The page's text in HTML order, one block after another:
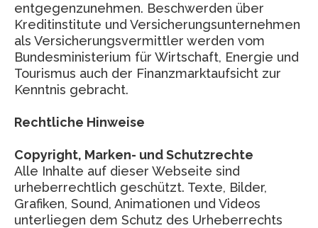
entgegenzunehmen. Beschwerden über
Kreditinstitute und Versicherungsunternehmen
als Versicherungsvermittler werden vom
Bundesministerium für Wirtschaft, Energie und
Tourismus auch der Finanzmarktaufsicht zur
Kenntnis gebracht.
Rechtliche Hinweise
Copyright, Marken- und Schutzrechte
Alle Inhalte auf dieser Webseite sind
urheberrechtlich geschützt. Texte, Bilder,
Grafiken, Sound, Animationen und Videos
unterliegen dem Schutz des Urheberrechts